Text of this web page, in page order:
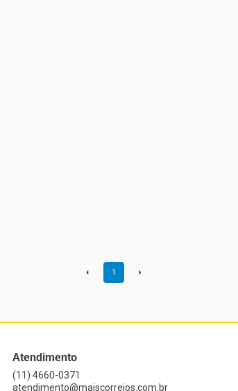
1
Atendimento
(11) 4660-0371
atendimento@maiscorreios.com.br